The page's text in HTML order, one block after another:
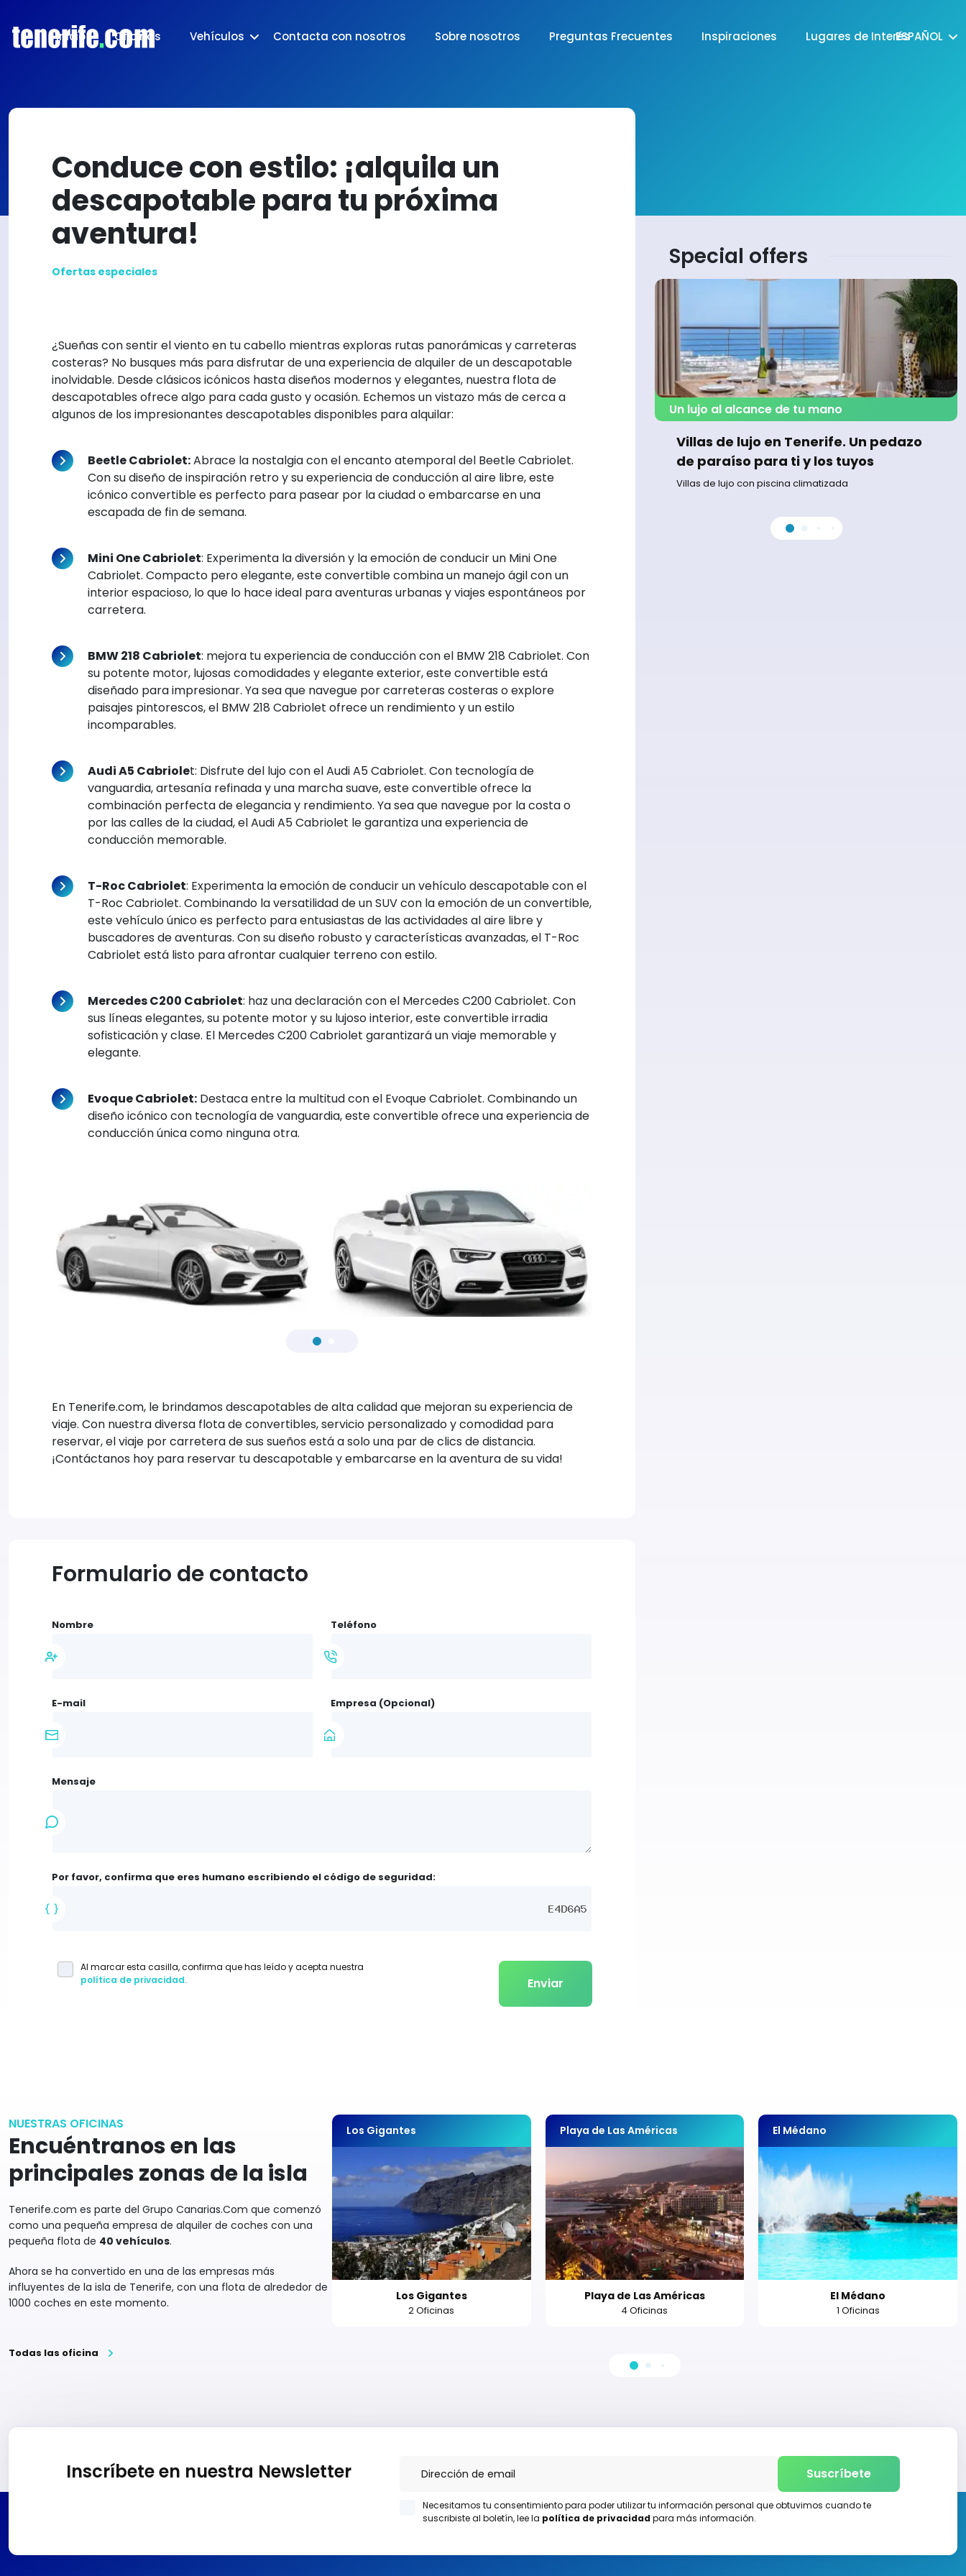
Inicio Oficinas Vehículos Contacta con nosotros Sobre nosotros Preguntas Frecuentes Inspiraciones Lugares de InterésESPAÑOL
Conduce con estilo: ¡alquila un
descapotable para tu próxima
aventura!
Ofertas especiales
¿Sueñas con sentir el viento en tu cabello mientras exploras rutas panorámicas y carreteras
costeras? No busques más para disfrutar de una experiencia de alquiler de un descapotable
inolvidable. Desde clásicos icónicos hasta diseños modernos y elegantes, nuestra flota de
descapotables ofrece algo para cada gusto y ocasión. Echemos un vistazo más de cerca a
algunos de los impresionantes descapotables disponibles para alquilar:
Beetle Cabriolet:Abrace la nostalgia con el encanto atemporal del Beetle Cabriolet.
Con su diseño de inspiración retro y su experiencia de conducción al aire libre, este
icónico convertible es perfecto para pasear por la ciudad o embarcarse en una
escapada de fin de semana.
Mini One Cabriolet: Experimenta la diversión y la emoción de conducir un Mini One
Cabriolet. Compacto pero elegante, este convertible combina un manejo ágil con un
interior espacioso, lo que lo hace ideal para aventuras urbanas y viajes espontáneos por
carretera.
BMW 218 Cabriolet: mejora tu experiencia de conducción con el BMW 218 Cabriolet. Con
su potente motor, lujosas comodidades y elegante exterior, este convertible está
diseñado para impresionar. Ya sea que navegue por carreteras costeras o explore
paisajes pintorescos, el BMW 218 Cabriolet ofrece un rendimiento y un estilo
incomparables.
Audi A5 Cabriolet: Disfrute del lujo con el Audi A5 Cabriolet. Con tecnología de
vanguardia, artesanía refinada y una marcha suave, este convertible ofrece la
combinación perfecta de elegancia y rendimiento. Ya sea que navegue por la costa o
por las calles de la ciudad, el Audi A5 Cabriolet le garantiza una experiencia de
conducción memorable.
T-Roc Cabriolet: Experimenta la emoción de conducir un vehículo descapotable con el
T-Roc Cabriolet. Combinando la versatilidad de un SUV con la emoción de un convertible,
este vehículo único es perfecto para entusiastas de las actividades al aire libre y
buscadores de aventuras. Con su diseño robusto y características avanzadas, el T-Roc
Cabriolet está listo para afrontar cualquier terreno con estilo.
Mercedes C200 Cabriolet: haz una declaración con el Mercedes C200 Cabriolet. Con
sus líneas elegantes, su potente motor y su lujoso interior, este convertible irradia
sofisticación y clase. El Mercedes C200 Cabriolet garantizará un viaje memorable y
elegante.
Evoque Cabriolet: Destaca entre la multitud con el Evoque Cabriolet. Combinando un
diseño icónico con tecnología de vanguardia, este convertible ofrece una experiencia de
conducción única como ninguna otra.
En Tenerife.com, le brindamos descapotables de alta calidad que mejoran su experiencia de
viaje. Con nuestra diversa flota de convertibles, servicio personalizado y comodidad para
reservar, el viaje por carretera de sus sueños está a solo una par de clics de distancia.
¡Contáctanos hoy para reservar tu descapotable y embarcarse en la aventura de su vida!
Formulario de contacto
Nombre Teléfono
E-mail Empresa (Opcional)
Mensaje
Por favor, confirma que eres humano escribiendo el código de seguridad:
Al marcar esta casilla, confirma que has leído y acepta nuestra
política de privacidad.
Enviar
Special offers
Un lujo al alcance de tu mano
Villas de lujo en Tenerife. Un pedazo
de paraíso para ti y los tuyos
Villas de lujo con piscina climatizada
NUESTRAS OFICINAS
Encuéntranos en las
principales zonas de la isla
Tenerife.com es parte del Grupo Canarias.Com que comenzó
como una pequeña empresa de alquiler de coches con una
pequeña flota de 40 vehículos.
Ahora se ha convertido en una de las empresas más
influyentes de la isla de Tenerife, con una flota de alrededor de
1000 coches en este momento.
Todas las oficina
Los Gigantes
Los Gigantes
2 Oficinas
Playa de Las Américas
Playa de Las Américas
4 Oficinas
El Médano
El Médano
1 Oficinas
Inscríbete en nuestra Newsletter Suscríbete
Necesitamos tu consentimiento para poder utilizar tu información personal que obtuvimos cuando te
suscribiste al boletín, lee la política de privacidad para más información.